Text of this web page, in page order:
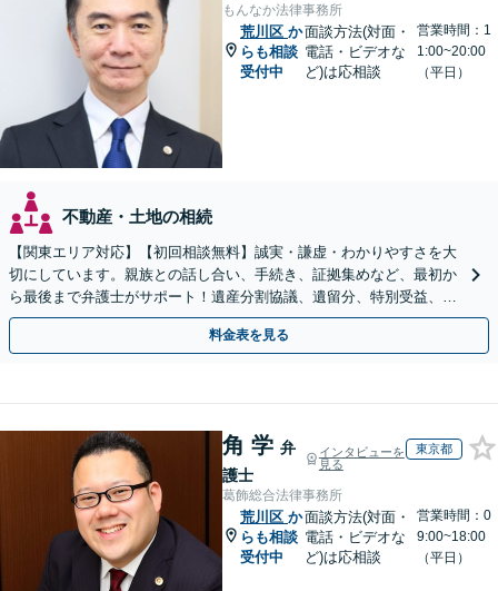
もんなか法律事務所
荒川区 か
らも相談
受付中
面談方法(対面・
電話・ビデオな
ど)は応相談
営業時間：1
1:00~20:00
（平日）
不動産・土地の相続
【関東エリア対応】【初回相談無料】誠実・謙虚・わかりやすさを大
切にしています。親族との話し合い、手続き、証拠集めなど、最初か
ら最後まで弁護士がサポート！遺産分割協議、遺留分、特別受益、使
い込み、相続放棄など、お任せ【弁護士歴15年以上】
料金表を見る
角 学 弁
護士
インタビューを
見る
東京都
葛飾総合法律事務所
荒川区 か
らも相談
受付中
面談方法(対面・
電話・ビデオな
ど)は応相談
営業時間：0
9:00~18:00
（平日）